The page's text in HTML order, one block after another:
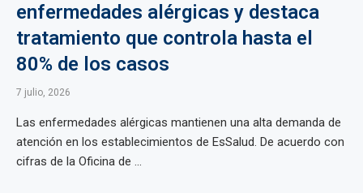
enfermedades alérgicas y destaca
tratamiento que controla hasta el
80% de los casos
7 julio, 2026
Las enfermedades alérgicas mantienen una alta demanda de
atención en los establecimientos de EsSalud. De acuerdo con
cifras de la Oficina de ...